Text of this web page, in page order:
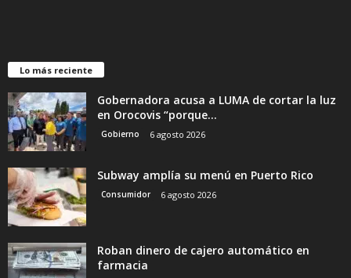
Lo más reciente
Gobernadora acusa a LUMA de cortar la luz
en Orocovis “porque...
Gobierno 6 agosto 2026
Subway amplía su menú en Puerto Rico
Consumidor 6 agosto 2026
Roban dinero de cajero automático en
farmacia